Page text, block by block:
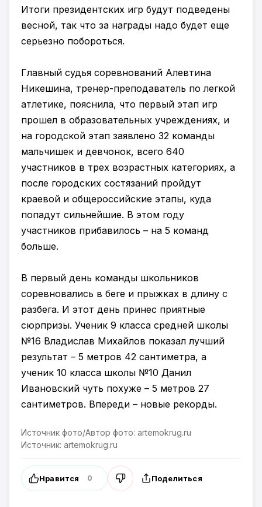
Итоги президентских игр будут подведены
весной, так что за награды надо будет еще
серьезно побороться.
Главный судья соревнований Алевтина
Никешина, тренер-преподаватель по легкой
атлетике, пояснила, что первый этап игр
прошел в образовательных учреждениях, и
на городской этап заявлено 32 команды
мальчишек и девчонок, всего 640
участников в трех возрастных категориях, а
после городских состязаний пройдут
краевой и общероссийские этапы, куда
попадут сильнейшие. В этом году
участников прибавилось – на 5 команд
больше.
В первый день команды школьников
соревновались в беге и прыжках в длину с
разбега. И этот день принес приятные
сюрпризы. Ученик 9 класса средней школы
№16 Владислав Михайлов показал лучший
результат – 5 метров 42 сантиметра, а
ученик 10 класса школы №10 Данил
Ивановский чуть похуже – 5 метров 27
сантиметров. Впереди – новые рекорды.
Источник фото/Автор фото: artemokrug.ru
Источник: artemokrug.ru
Нравится 0 Поделиться